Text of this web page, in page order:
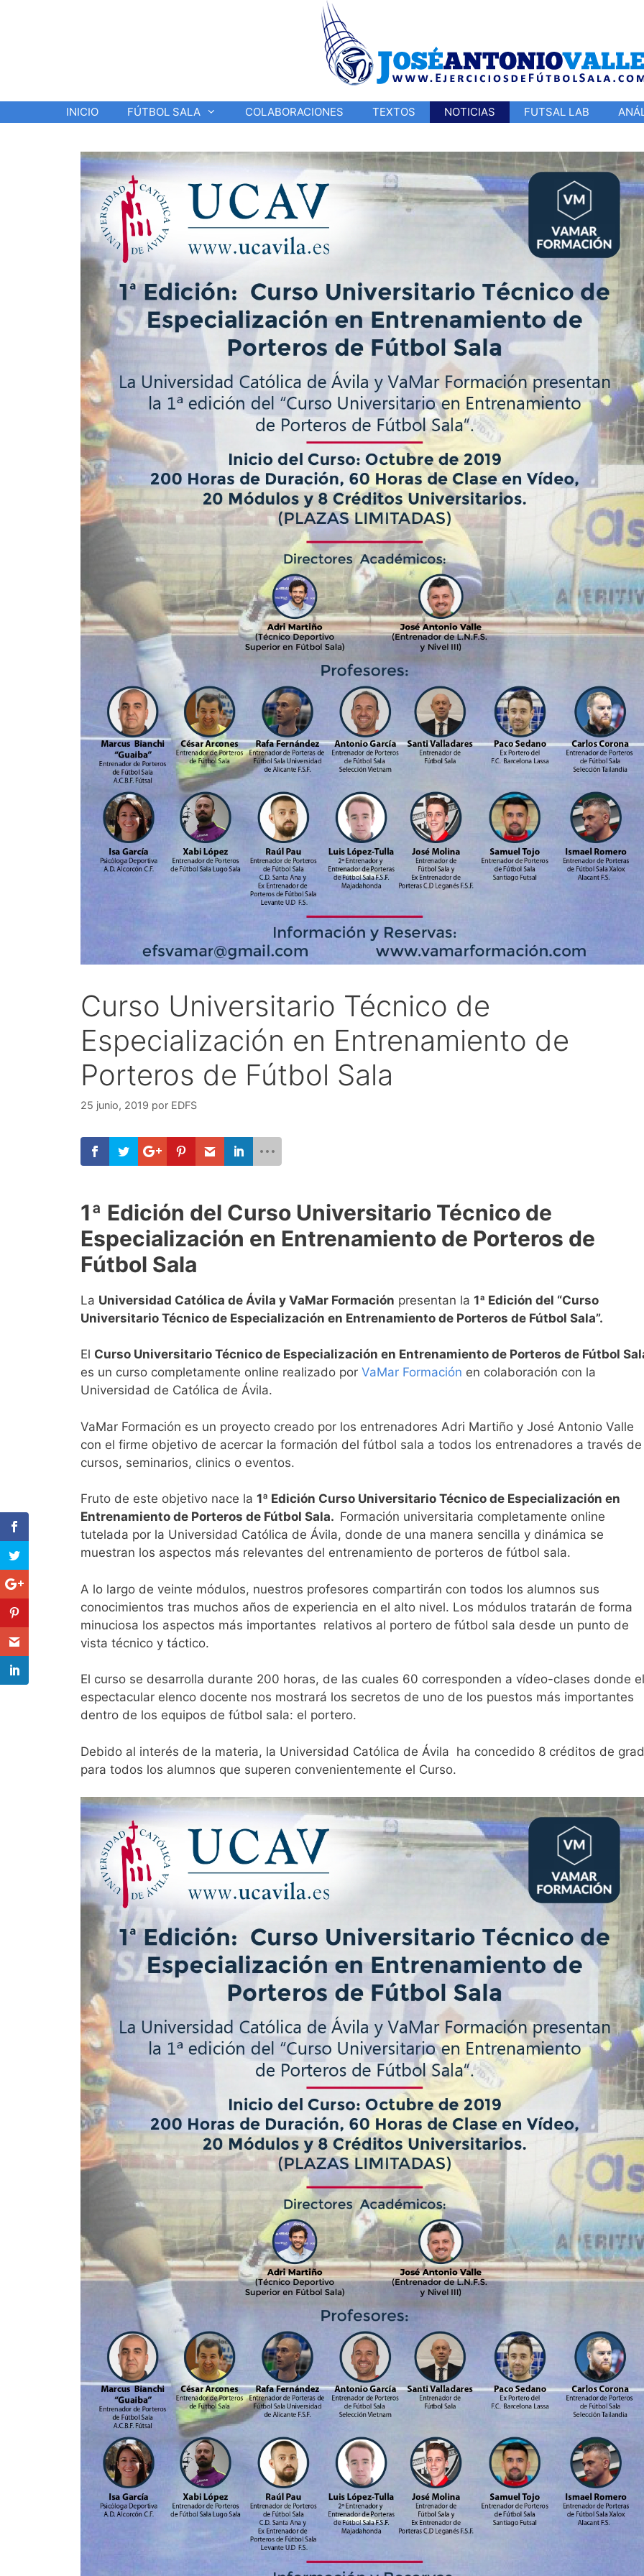
INICIO FÚTBOL SALA COLABORACIONES TEXTOS NOTICIAS FUTSAL LAB
Curso Universitario Técnico de
Especialización en Entrenamiento de
Porteros de Fútbol Sala
25 junio, 2019 por EDFS
1ª Edición del Curso Universitario Técnico de
Especialización en Entrenamiento de Porteros de
Fútbol Sala
La Universidad Católica de Ávila y VaMar Formación presentan la 1ª Edición del “Curso
Universitario Técnico de Especialización en Entrenamiento de Porteros de Fútbol Sala”.
El Curso Universitario Técnico de Especialización en Entrenamiento de Porteros de Fútbol
es un curso completamente online realizado por VaMar Formación en colaboración con la
Universidad de Católica de Ávila.
VaMar Formación es un proyecto creado por los entrenadores Adri Martiño y José Antonio Valle
con el firme objetivo de acercar la formación del fútbol sala a todos los entrenadores a través de
cursos, seminarios, clinics o eventos.
Fruto de este objetivo nace la 1ª Edición Curso Universitario Técnico de Especialización en
Entrenamiento de Porteros de Fútbol Sala. Formación universitaria completamente online
tutelada por la Universidad Católica de Ávila, donde de una manera sencilla y dinámica se
muestran los aspectos más relevantes del entrenamiento de porteros de fútbol sala.
A lo largo de veinte módulos, nuestros profesores compartirán con todos los alumnos sus
conocimientos tras muchos años de experiencia en el alto nivel. Los módulos tratarán de forma
minuciosa los aspectos más importantes relativos al portero de fútbol sala desde un punto de
vista técnico y táctico.
El curso se desarrolla durante 200 horas, de las cuales 60 corresponden a vídeo-clases donde el
espectacular elenco docente nos mostrará los secretos de uno de los puestos más importantes
dentro de los equipos de fútbol sala: el portero.
Debido al interés de la materia, la Universidad Católica de Ávila ha concedido 8 créditos de
para todos los alumnos que superen convenientemente el Curso.